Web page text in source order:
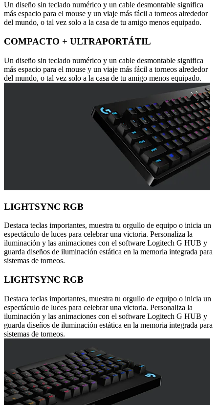
Un diseño sin teclado numérico y un cable desmontable significa
más espacio para el mouse y un viaje más fácil a torneos alrededor
del mundo, o tal vez solo a la casa de tu amigo menos equipado.
COMPACTO + ULTRAPORTÁTIL
Un diseño sin teclado numérico y un cable desmontable significa
más espacio para el mouse y un viaje más fácil a torneos alrededor
del mundo, o tal vez solo a la casa de tu amigo menos equipado.
LIGHTSYNC RGB
Destaca teclas importantes, muestra tu orgullo de equipo o inicia un
espectáculo de luces para celebrar una victoria. Personaliza la
iluminación y las animaciones con el software Logitech G HUB y
guarda diseños de iluminación estática en la memoria integrada para
sistemas de torneos.
LIGHTSYNC RGB
Destaca teclas importantes, muestra tu orgullo de equipo o inicia un
espectáculo de luces para celebrar una victoria. Personaliza la
iluminación y las animaciones con el software Logitech G HUB y
guarda diseños de iluminación estática en la memoria integrada para
sistemas de torneos.